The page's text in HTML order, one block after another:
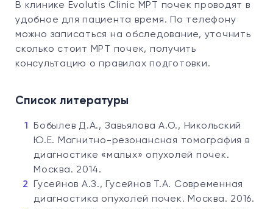
В клинике Evolutis Clinic МРТ почек проводят в
удобное для пациента время. По телефону
можно записаться на обследование, уточнить
сколько стоит МРТ почек, получить
консультацию о правилах подготовки.
Список литературы
Бобылев Д.А., Завьялова А.О., Никольский
Ю.Е. Магнитно-резонансная томография в
диагностике «малых» опухолей почек.
Москва. 2014.
Гусейнов А.З., Гусейнов Т.А. Современная
диагностика опухолей почек. Москва. 2016.